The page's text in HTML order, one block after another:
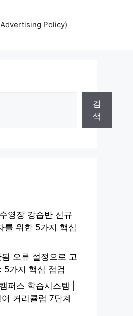
Policy)
검
색
영장 강습반 신규
를 위한 5가지 핵심
오류 설정으로 고
5가지 핵심 점검
퍼스 학습시스템 |
커리큘럼 7단계